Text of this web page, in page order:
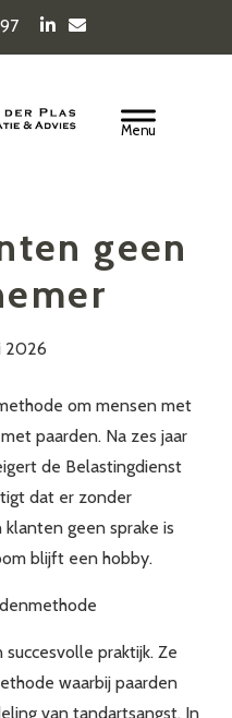
der
Header
geen
2026
om mensen met
paarden. Na zes jaar
de Belastingdienst
dat er zonder
geen sprake is
blijft een hobby.
praktijk. Ze
waarbij paarden
van tandartsangst. In